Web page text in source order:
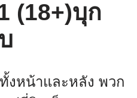
(18+)บุก
งหน้าและหลัง พวก